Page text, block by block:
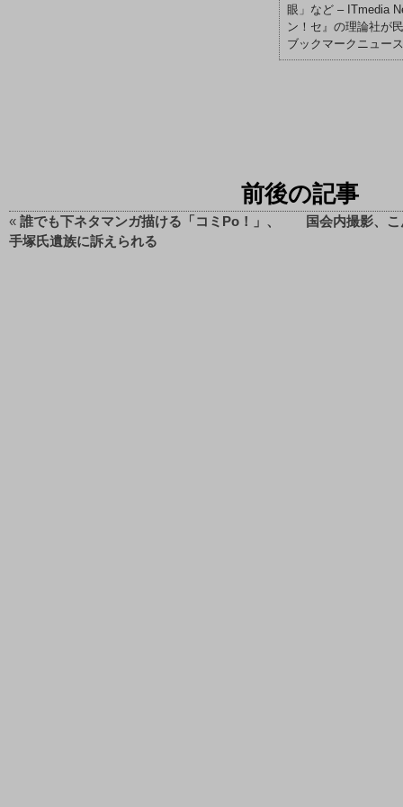
眼」など – ITmedia
ン！セ』の理論社が
ブックマークニュース
前後の記事
« 誰でも下ネタマンガ描ける「コミPo！」、
手塚氏遺族に訴えられる
国会内撮影、